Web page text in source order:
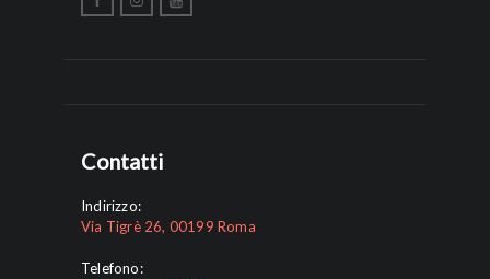
Contatti
Indirizzo:
Via Tigrè 26, 00199 Roma
Telefono: